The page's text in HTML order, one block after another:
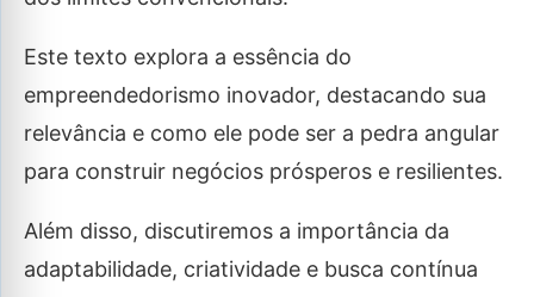
Este texto explora a essência do
empreendedorismo inovador, destacando sua
relevância e como ele pode ser a pedra angular
para construir negócios prósperos e resilientes.
Além disso, discutiremos a importância da
adaptabilidade, criatividade e busca contínua